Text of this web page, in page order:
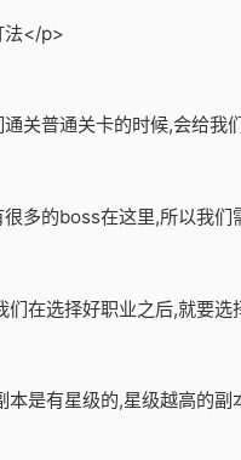
法</p>
关普通关卡的时候,会给我
多的boss在这里,所以我
们在选择好职业之后,就要
本是有星级的,星级越高的